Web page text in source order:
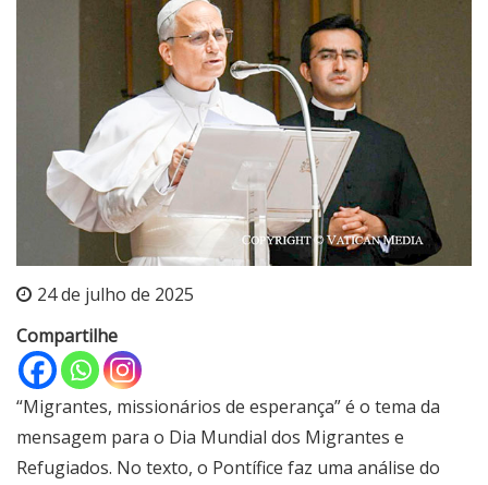
24 de julho de 2025
Compartilhe
“Migrantes, missionários de esperança” é o tema da
mensagem para o Dia Mundial dos Migrantes e
Refugiados. No texto, o Pontífice faz uma análise do